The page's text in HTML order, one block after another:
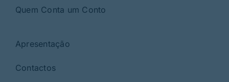
Quem Conta um Conto
Apresentação
Contactos